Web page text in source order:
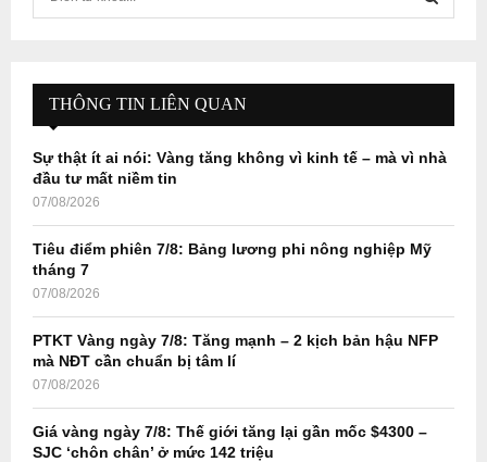
f
r
E
A
H
THÔNG TIN LIÊN QUAN
Sự thật ít ai nói: Vàng tăng không vì kinh tế – mà vì nhà
đầu tư mất niềm tin
07/08/2026
Tiêu điểm phiên 7/8: Bảng lương phi nông nghiệp Mỹ
tháng 7
07/08/2026
PTKT Vàng ngày 7/8: Tăng mạnh – 2 kịch bản hậu NFP
mà NĐT cần chuẩn bị tâm lí
07/08/2026
Giá vàng ngày 7/8: Thế giới tăng lại gần mốc $4300 –
SJC ‘chôn chân’ ở mức 142 triệu